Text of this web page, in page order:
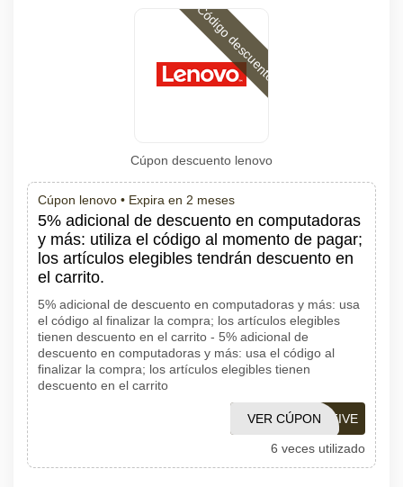
Código descuento
Cúpon descuento lenovo
Cúpon lenovo • Expira en 2 meses
5% adicional de descuento en computadoras
y más: utiliza el código al momento de pagar;
los artículos elegibles tendrán descuento en
el carrito.
5% adicional de descuento en computadoras y más: usa
el código al finalizar la compra; los artículos elegibles
tienen descuento en el carrito - 5% adicional de
descuento en computadoras y más: usa el código al
finalizar la compra; los artículos elegibles tienen
descuento en el carrito
EXTRAFIVE
VER CÚPON
6 veces utilizado